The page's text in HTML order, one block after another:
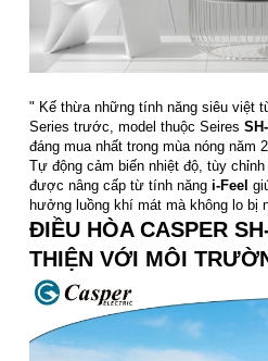
" Kế thừa những tính năng siêu việt
Series trước, model thuộc Seires
đáng mua nhất trong mùa nóng năm
Tự động cảm biến nhiệt độ, tùy
được nâng cấp từ tính năng i-Feel
hưởng luồng khí mát mà không lo bị
ĐIỀU HÒA CASPER
THIỆN VỚI MÔI